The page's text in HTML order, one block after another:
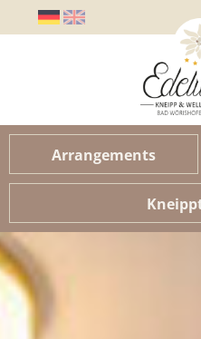
Arrangements